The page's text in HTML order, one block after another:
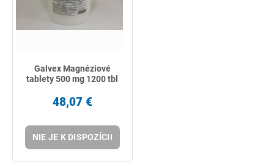
Galvex Magnéziové
tablety 500 mg 1200 tbl
48,07 €
NIE JE K DISPOZÍCII